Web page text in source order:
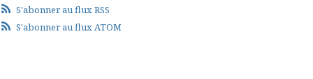
S'abonner au flux RSS
S'abonner au flux ATOM